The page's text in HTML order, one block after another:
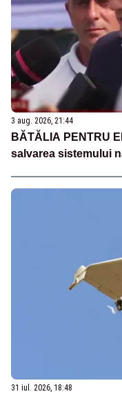
3 aug. 2026, 21:44
BĂTĂLIA PENTRU
salvarea sistemului
31 iul. 2026, 18:48